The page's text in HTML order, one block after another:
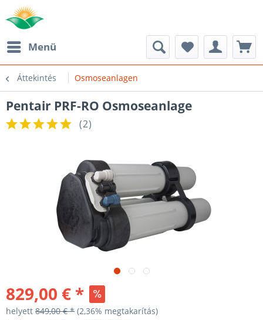
Menü
Áttekintés Osmoseanlagen
Pentair PRF-RO Osmoseanlage
(2)
829,00 € *
helyett 849,00 € * (2,36% megtakarítás)